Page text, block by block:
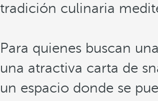
tradición culinaria
Para quienes buscan
una atractiva carta de
un espacio donde se